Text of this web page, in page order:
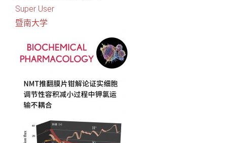
Super User
暨南大学